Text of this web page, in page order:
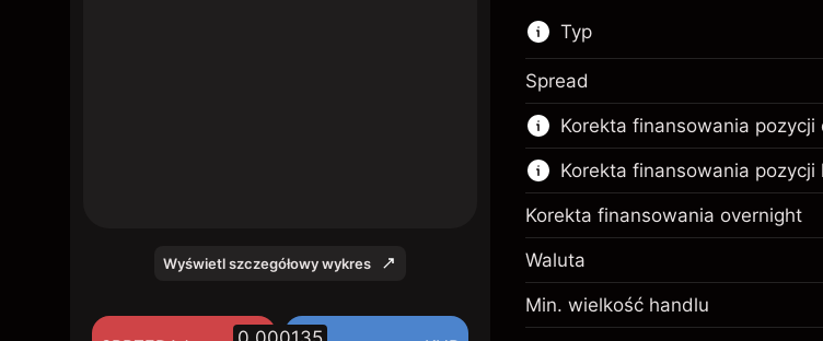
Wyświetl szczegółowy wykres
Typ
Ten instrument finansowy
handlu poprzez CFD i opcje
Więcej informacji:
Kontrakty CFD
Opcje knock-out
Spread
Korekta finansowania pozycji
Depozyt zabezpieczający.
Korekta finansowania
Korekta finansowania overnight
Waluta
Min. wielkość handlu